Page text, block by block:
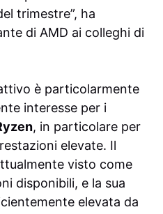
trimestre”, ha
di AMD ai colleghi di
è particolarmente
interesse per i
, in particolare per
elevate. Il
visto come
disponibili, e la sua
elevata da